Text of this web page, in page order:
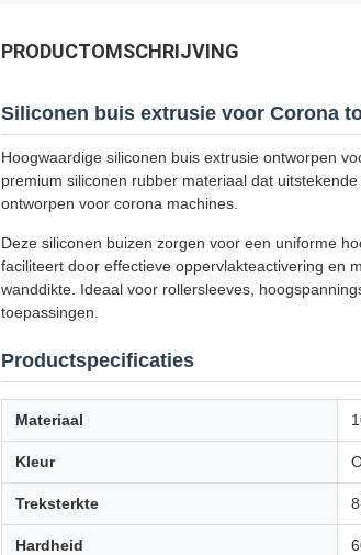
PRODUCTOMSCHRIJVING
Siliconen buis extrusie voor Corona
Hoogwaardige siliconen buis extrusie ontworpen
premium siliconen rubber materiaal dat
ontworpen voor corona machines.
Deze siliconen buizen zorgen voor een uniforme
faciliteert door effectieve oppervlakteactivering en
wanddikte. Ideaal voor rollersleeves,
toepassingen.
Productspecificaties
Materiaal
Kleur
Treksterkte
Hardheid